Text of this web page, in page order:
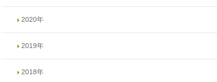
2020年
2019年
2018年